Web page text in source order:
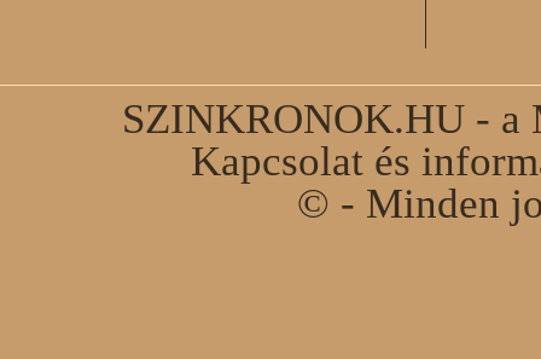
SZINKRONOK.HU - a
Kapcsolat és
© - Minden